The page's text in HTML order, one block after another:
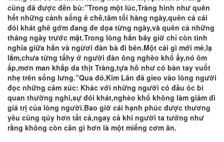
cũng đã được đền bù:”Trong một lúc,Tràng hình như quên
hết những cảnh sống ê chề,tăm tối hàng ngày,quên cả cái
đói khát ghê gớm đang đe dọa từng ngày,và quên cả những
tháng ngày trước mặt.Trong lòng hắn bây giờ chỉ còn tình
nghĩa giữa hắn và ngừơi đàn bà đi bên.Một cái gì mới mẻ,lạ
lắm,chưa từng tấhy ở người đàn ông nghèo khổ ấy,nó ôm
ấp,mơn man khắp da thịt Tràng,tựa hồ như có bàn tay vuốt
nhẹ trên sống lưng.”Qua đó,Kim Lân đã gieo vào lòng người
đọc những cảm xúc: Khác với những người có đầu óc bi
quan thường nghi,sự đói khát,nghèo khổ không làm giảm đi
giá trị của lòng người.Bao giờ cái hạnh phúc được thương
yêu cũng qúy hơn tất cả,ngay cả khi người ta tưởng như
rằng không còn cần gì hơn là một miếng cơm ăn.